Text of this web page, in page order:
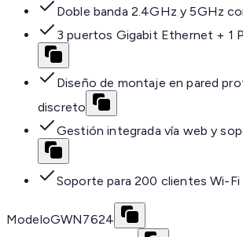
Doble banda 2.4GHz y 5GHz
3 puertos Gigabit Ethernet + 1
Diseño de montaje en pared
discreto
Gestión integrada vía web y
Soporte para 200 clientes Wi-
ModeloGWN7624